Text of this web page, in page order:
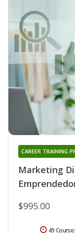
Marketing
CAREER TRAINING
$995.00
49